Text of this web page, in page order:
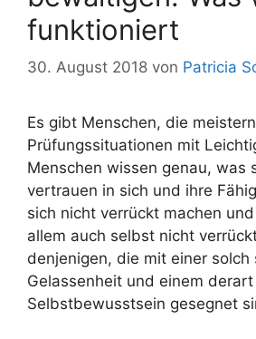
funktioniert
30. August 2018 von Patricia
Es gibt Menschen, die meistern
Prüfungssituationen mit
Menschen wissen genau, was
vertrauen in sich und ihre
sich nicht verrückt machen
allem auch selbst nicht
denjenigen, die mit einer solch
Gelassenheit und einem
Selbstbewusstsein gesegnet